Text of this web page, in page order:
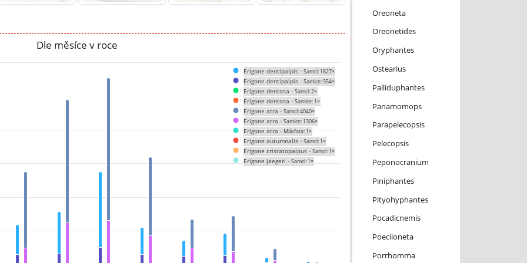
Dle měsíce v roce
0 to 1383.
Erigone dentipalpis - Samci: 1827×
Erigone dentipalpis - Samice: 554×
Erigone dentosa - Samci: 2×
Erigone dentosa - Samice: 1×
Erigone atra - Samci: 4040×
Erigone atra - Samice: 1306×
Erigone atra - Mláďata: 1×
Erigone autumnalis - Samci: 1×
Erigone cristatopalpus - Samci: 1×
Erigone jaegeri - Samci: 1×
Oreoneta
Oreonetides
Oryphantes
Ostearius
Palliduphantes
Panamomops
Parapelecopsis
Pelecopsis
Peponocranium
Piniphantes
Pityohyphantes
Pocadicnemis
Poeciloneta
Porrhomma